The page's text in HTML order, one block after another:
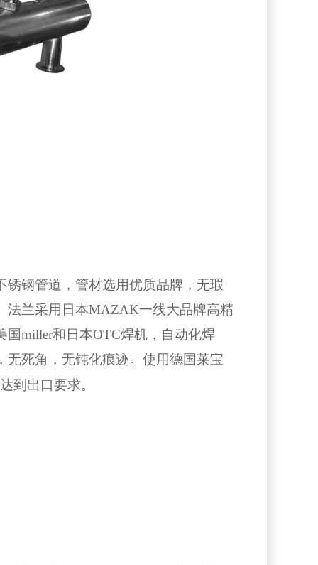
钢管道，管材选用优质品牌，无瑕
法兰采用日本MAZAK一线大品牌高精
miller和日本OTC焊机，自动化焊
死角，无钝化痕迹。使用德国莱宝
到出口要求。